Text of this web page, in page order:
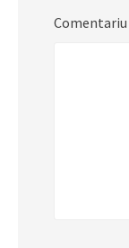
Comentariu